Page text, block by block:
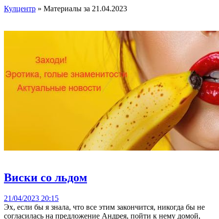
Кулцентр » Материалы за 21.04.2023
Виски со льдом
21/04/2023 20:15
Эх, если бы я знала, что все этим закончится, никогда бы не
согласилась на предложение Андрея, пойти к нему домой,